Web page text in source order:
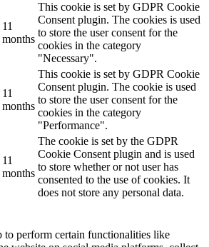
11
months
This cookie is set by GDPR Cookie
Consent plugin. The cookies is used
to store the user consent for the
cookies in the category
"Necessary".
11
months
This cookie is set by GDPR Cookie
Consent plugin. The cookie is used
to store the user consent for the
cookies in the category
"Performance".
11
months
The cookie is set by the GDPR
Cookie Consent plugin and is used
to store whether or not user has
consented to the use of cookies. It
does not store any personal data.
to perform certain functionalities like